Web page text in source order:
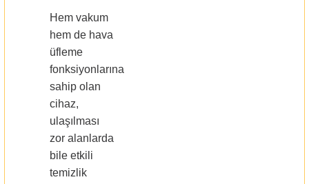
Hem vakum
hem de hava
üfleme
fonksiyonlarına
sahip olan
cihaz,
ulaşılması
zor alanlarda
bile etkili
temizlik